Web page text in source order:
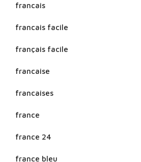
francais
francais facile
français facile
francaise
francaises
france
france 24
france bleu